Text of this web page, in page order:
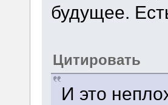
будущее.
Цитировать
И это